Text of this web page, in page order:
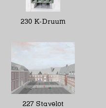
230 K-Druum
227 Stavelot